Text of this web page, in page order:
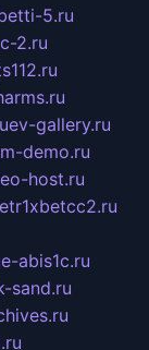
5.ru
2.ru
ev-gallery.ru
demo.ru
host.ru
e-abis1c.ru
sand.ru